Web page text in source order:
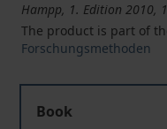
Hampp, 1. Edition 2010,
The product is part of
Forschungsmethoden
Book